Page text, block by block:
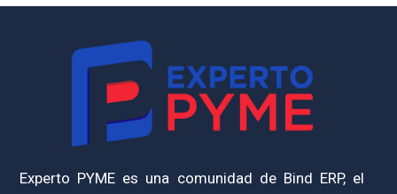
Experto PYME es una comunidad de Bind ERP, el